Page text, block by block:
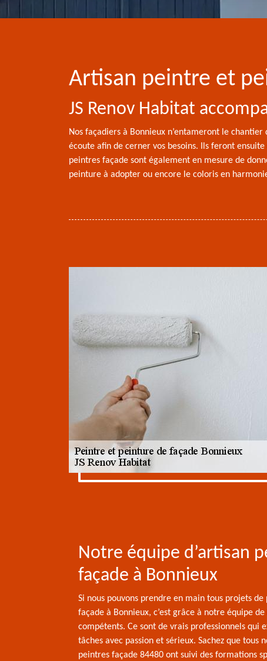
Artisan peintre et
JS Renov Habitat
Nos façadiers à Bonnieux n’entameront le
écoute afin de cerner vos besoins. Ils feront
peintres façade sont également en mesure de
peinture à adopter ou encore le coloris en
Notre équipe d’artisan
façade à Bonnieux
Si nous pouvons prendre en main tous projets
façade à Bonnieux, c’est grâce à notre équipe
compétents. Ce sont de vrais professionnels qui
tâches avec passion et sérieux. Sachez que tous
peintres façade 84480 ont suivi des formations